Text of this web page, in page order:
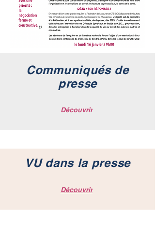
Communiqués de
presse
Découvrir
VU dans la presse
Découvrir